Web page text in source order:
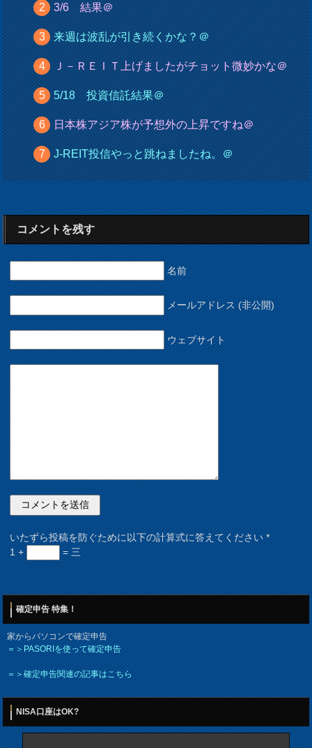
3/6 結果＠
来週は波乱が引き続くかな？＠
Ｊ－ＲＥＩＴ上げましたがチョット微妙かな＠
5/18 投資信託結果＠
日本株アジア株が予想外の上昇ですね＠
J-REIT投信やっと跳ねましたね。＠
コメントを残す
名前
メールアドレス (非公開)
ウェブサイト
いたずら投稿を防ぐために以下の計算式に答えてください*
1 +
= 三
確定申告 特集！
家からパソコンで確定申告
＝＞PASORIを使って確定申告
＝＞確定申告関連の記事はこちら
NISA口座はOK?